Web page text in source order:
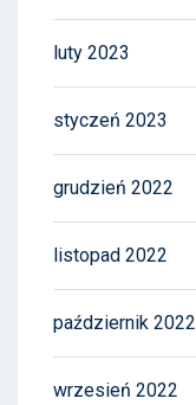
luty 2023
styczeń 2023
grudzień 2022
listopad 2022
październik 2022
wrzesień 2022